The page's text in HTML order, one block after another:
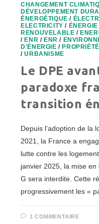
CHANGEMENT
DÉVELOPPEMENT
ÉNERGÉTIQUE /
ELECTRICITY / ÉNERGIE
RENOUVELABLE /
/ENR /ENR /
D'ÉNERGIE /PROPRIÉTÉ
/URBANISME
Le DPE
paradoxe
transition
Depuis l’adoption de la
2021, la France a
lutte contre les
janvier 2025, la mise
G sera interdite. Cette
progressivement les «
1 COMMENTAIRE